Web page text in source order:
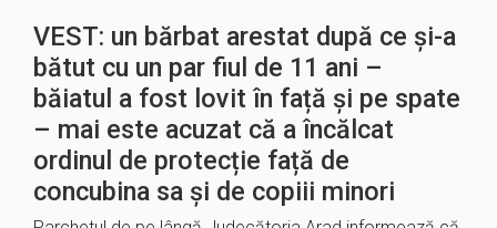
VEST: un bărbat arestat după ce și-a
bătut cu un par fiul de 11 ani –
băiatul a fost lovit în față și pe spate
– mai este acuzat că a încălcat
ordinul de protecție față de
concubina sa și de copiii minori